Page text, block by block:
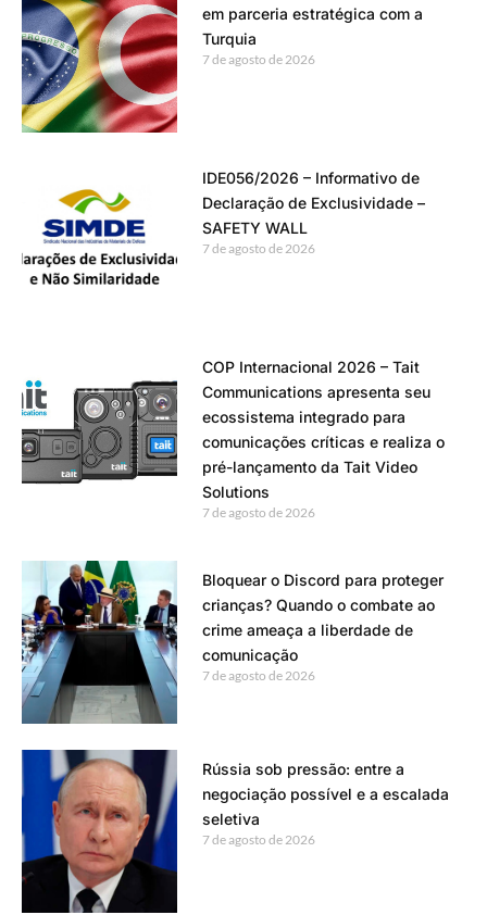
em parceria estratégica com a
Turquia
7 de agosto de 2026
IDE056/2026 – Informativo de
Declaração de Exclusividade –
SAFETY WALL
7 de agosto de 2026
COP Internacional 2026 – Tait
Communications apresenta seu
ecossistema integrado para
comunicações críticas e realiza o
pré-lançamento da Tait Video
Solutions
7 de agosto de 2026
Bloquear o Discord para proteger
crianças? Quando o combate ao
crime ameaça a liberdade de
comunicação
7 de agosto de 2026
Rússia sob pressão: entre a
negociação possível e a escalada
seletiva
7 de agosto de 2026